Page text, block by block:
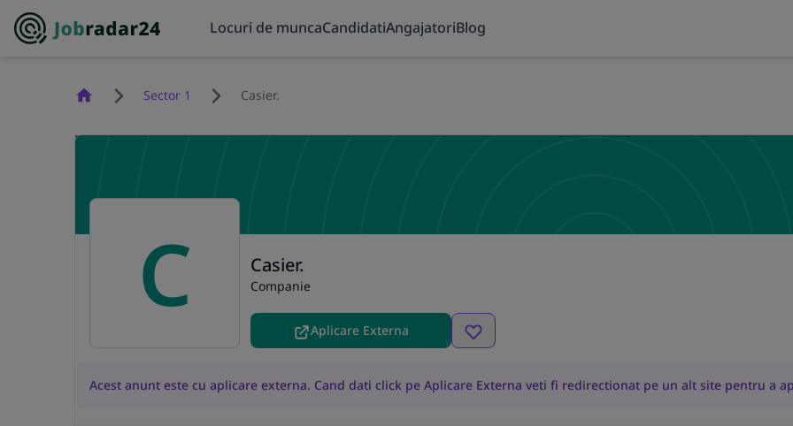
Locuri de muncaCandidatiAngajatoriBlog
HomepageSector 1 Casier.
C Casier.
Companie
Aplicare Externa
Acest anunt este cu aplicare externa. Cand dati click pe Aplicare Externa veti fi redirectionat pe un alt site pentru a